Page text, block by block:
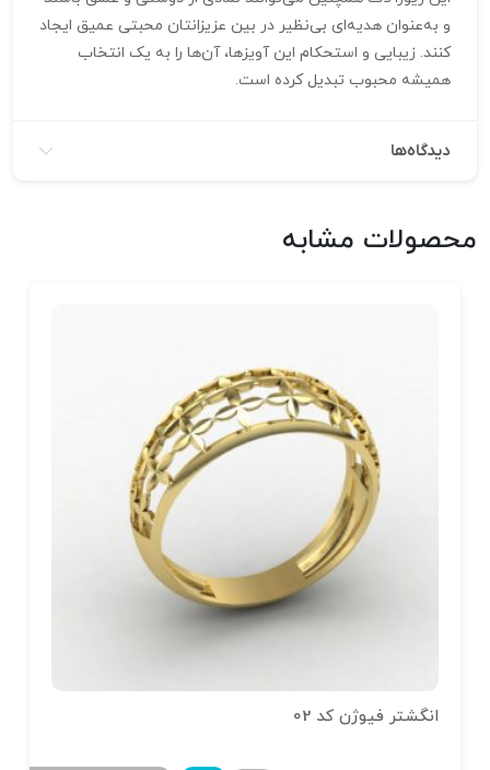
و به‌عنوان هدیه‌ای بی‌نظیر در بین عزیزانتان محبتی عمیق ایجاد
کنند. زیبایی و استحکام این آویزها، آن‌ها را به یک انتخاب
همیشه محبوب تبدیل کرده است.
دیدگاه‌ها
محصولات مشابه
انگشتر فیوژن کد 02